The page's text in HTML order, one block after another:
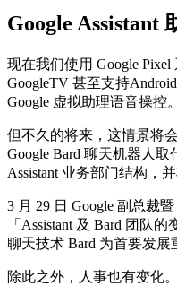
Google Assistant
现在我们使用 Google Pixel
GoogleTV 甚至支持
Google 虚拟助理语音操控。
但不久的将来，这情景将
Google Bard 聊天机器人取
Assistant 业务部门结构，
3 月 29 日 Google 副总裁
「Assistant 及 Bard 团队
聊天技术 Bard 为首要发展
除此之外，人事也有变化